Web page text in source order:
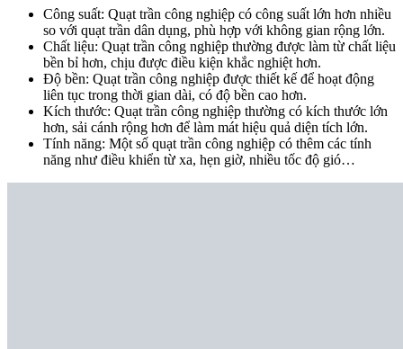
Công suất: Quạt trần công nghiệp có công suất lớn hơn nhiều
so với quạt trần dân dụng, phù hợp với không gian rộng lớn.
Chất liệu: Quạt trần công nghiệp thường được làm từ chất liệu
bền bỉ hơn, chịu được điều kiện khắc nghiệt hơn.
Độ bền: Quạt trần công nghiệp được thiết kế để hoạt động
liên tục trong thời gian dài, có độ bền cao hơn.
Kích thước: Quạt trần công nghiệp thường có kích thước lớn
hơn, sải cánh rộng hơn để làm mát hiệu quả diện tích lớn.
Tính năng: Một số quạt trần công nghiệp có thêm các tính
năng như điều khiển từ xa, hẹn giờ, nhiều tốc độ gió…